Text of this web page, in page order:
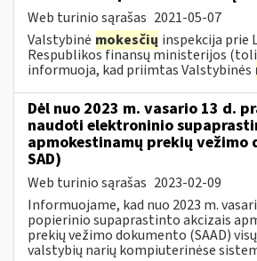
Web turinio sąrašas 2021-05-07
Valstybinė mokesčių inspekcija prie
Respublikos finansų ministerijos
informuoja, kad priimtas Valstybinės
Dėl nuo 2023 m. vasario 13 d.
naudoti elektroninio
apmokestinamų prekių vežimo
SAD)
Web turinio sąrašas 2023-02-09
Informuojame, kad nuo 2023 m.
popierinio supaprastinto akcizais
prekių vežimo dokumento (SAAD)
valstybių narių kompiuterinėse